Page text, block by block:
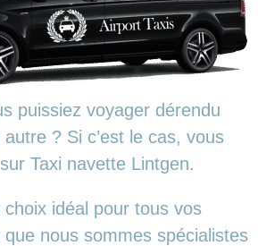
puissiez voyager dérendu
autre ? Si c’est le cas, vous
Taxi navette Lintgen.
idéal pour tous vos
nous sommes spécialistes